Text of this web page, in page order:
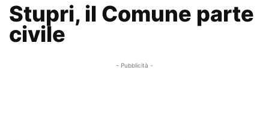
Stupri, il Comune parte
civile
- Pubblicità -